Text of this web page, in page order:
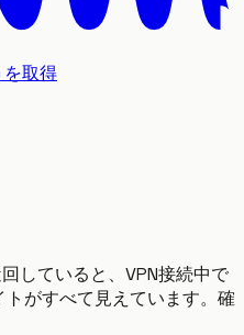
取得
していると、VPN接続中で
がすべて見えています。確